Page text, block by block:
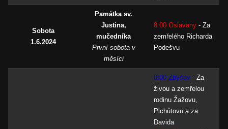
Sobota
1.6.2024
Památka sv.
Justina,
mučedníka
První sobota v
měsíci
8:00 Oslavany - Za
zemřelého Richarda
Podešvu
8:00 Zbýšov-Za
živou a zemřelou
rodinu Žažovu,
Plchůtovu a za
Davida